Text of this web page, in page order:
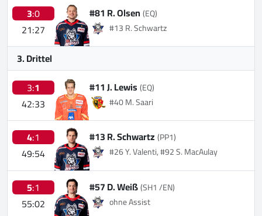
3:0
21:27
#81 R. Olsen(EQ)
#13 R. Schwartz
3. Drittel
3:1
42:33
#11 J. Lewis(EQ)
#40 M. Saari
4:1
49:54
#13 R. Schwartz(PP1)
#26 Y. Valenti, #92 S. MacAulay
5:1
55:02
#57 D. Weiß(SH1 /EN)
ohne Assist